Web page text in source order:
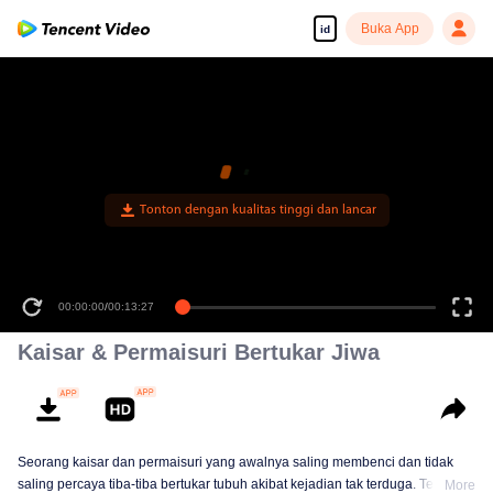
id Buka App
00:00:00/00:13:27
Kaisar & Permaisuri Bertukar Jiwa
Seorang kaisar dan permaisuri yang awalnya saling membenci dan tidak
saling percaya tiba-tiba bertukar tubuh akibat kejadian tak terduga. Terpaksa
More